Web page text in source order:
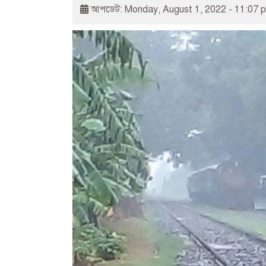
আপডেট: Monday, August 1, 2022 - 11:07